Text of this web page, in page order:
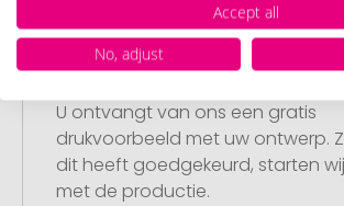
Stap 3:
U ontvangt van ons een gratis
drukvoorbeeld met uw ontwerp.
dit heeft goedgekeurd, starten
met de productie.
Accept all
No, adjust